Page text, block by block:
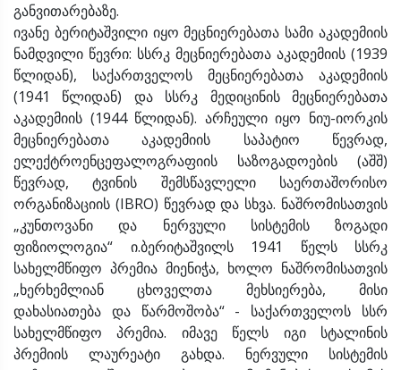
განვითარებაზე.
ივანე ბერიტაშვილი იყო მეცნიერებათა სამი აკადემიის
ნამდვილი წევრი: სსრკ მეცნიერებათა აკადემიის (1939
წლიდან), საქართველოს მეცნიერებათა აკადემიის
(1941 წლიდან) და სსრკ მედიცინის მეცნიერებათა
აკადემიის (1944 წლიდან). არჩეული იყო ნიუ-იორკის
მეცნიერებათა აკადემიის საპატიო წევრად,
ელექტროენცეფალოგრაფიის საზოგადოების (აშშ)
წევრად, ტვინის შემსწავლელი საერთაშორისო
ორგანიზაციის (IBRO) წევრად და სხვა. ნაშრომისათვის
„კუნთოვანი და ნერვული სისტემის ზოგადი
ფიზიოლოგია“ ი.ბერიტაშვილს 1941 წელს სსრკ
სახელმწიფო პრემია მიენიჭა, ხოლო ნაშრომისათვის
„ხერხემლიან ცხოველთა მეხსიერება, მისი
დახასიათება და წარმოშობა“ - საქართველოს სსრ
სახელმწიფო პრემია. იმავე წელს იგი სტალინის
პრემიის ლაურეატი გახდა. ნერვული სისტემის